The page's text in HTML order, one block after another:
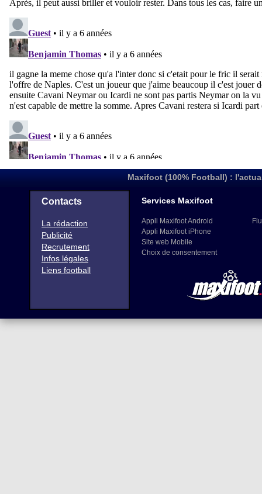
Maxifoot (100% Football) :
Contacts
La rédaction
Publicité
Recrutement
Infos légales
Liens football
Services Maxifoot
Appli Maxifoot Android
Appli Maxifoot iPhone
Site web Mobile
Choix de consentement